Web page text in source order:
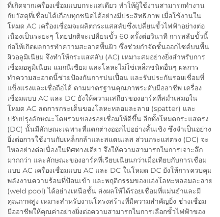
ที่เกิดจากเครื่องเชื่อมแบบกระแสเดียว ทำให้ผู้ใช้งานสามารถทำงาน
กับวัสดุที่เชื่อมได้เกือบทุกชนิดได้อย่างมีประสิทธิภาพ เมื่อใช้งานใน
โหมด AC เครื่องเชื่อมจะผลิตกระแสสลับซึ่งเปลี่ยนขั้วไฟฟ้าอย่างต่อ
เนื่องเป็นระยะๆ โดยปกติจะเปลี่ยนขั้ว 60 ครั้งต่อวินาที การสลับขั้วนี้
ก่อให้เกิดผลการทำความสะอาดพื้นผิว ซึ่งช่วยกำจัดชั้นออกไซด์บนพื้น
ผิวอลูมิเนียม จึงทำให้กระแสสลับ (AC) เหมาะสมอย่างยิ่งสำหรับการ
เชื่อมอลูมิเนียม แมกนีเซียม และโลหะไม่ใช่เหล็กชนิดอื่นๆ ผลการ
ทำความสะอาดนี้ช่วยป้องกันการปนเปื้อน และรับประกันรอยเชื่อมที่
แข็งแรงและเชื่อถือได้ ตามมาตรฐานคุณภาพระดับมืออาชีพ เครื่อง
เชื่อมแบบ AC และ DC ยังให้ความเสถียรของอาร์คที่สม่ำเสมอใน
โหมด AC ลดการกระเด็นของโลหะหลอมละลาย (spatter) และ
ปรับปรุงลักษณะโดยรวมของรอยเชื่อมให้ดีขึ้น อีกทั้งโหมดกระแสตรง
(DC) นั้นมีลักษณะเฉพาะที่แตกต่างออกไปอย่างสิ้นเชิง ซึ่งจำเป็นอย่าง
ยิ่งต่อการใช้งานกับเหล็กกล้าและสแตนเลส ส่วนกระแสตรง (DC) จะ
ไหลอย่างต่อเนื่องในทิศทางเดียว จึงให้ความสามารถในการเจาะลึก
มากกว่า และลักษณะของอาร์คที่เรียบเนียนกว่าเมื่อเทียบกับการเชื่อม
แบบ AC เครื่องเชื่อมแบบ AC และ DC ในโหมด DC ยังให้การควบคุม
พลังงานความร้อนที่ป้อนเข้า และพฤติกรรมของแอ่งโลหะหลอมละลาย
(weld pool) ได้อย่างเหนือชั้น ส่งผลให้ได้รอยเชื่อมที่แม่นยำและมี
คุณภาพสูง เหมาะสำหรับงานโครงสร้างที่มีความสำคัญยิ่ง ช่างเชื่อม
มืออาชีพให้คุณค่าอย่างยิ่งต่อความสามารถในการเลือกขั้วไฟฟ้าของ